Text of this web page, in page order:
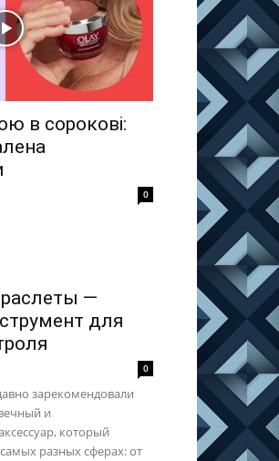
в сорокові:
0
—
для
0
зарекомендовали
и
который
разных сферах: от